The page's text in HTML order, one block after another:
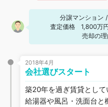
分譲マンション /
査定価格
1,800万
売却の理
2018年4月
会社選びスタート
築20年を過ぎ賃貸とし
給湯器や風呂・洗面台